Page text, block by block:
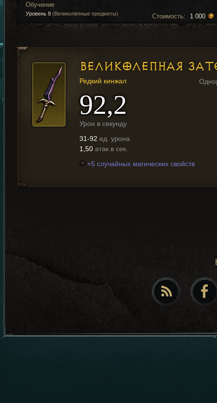
Стоимость: 1 000
Обучение
Уровень 8 (Великолепные предметы)
ВЕЛИКОЛЕПНАЯ
Редкий кинжал
92,2
Урон в секунду
31-92 ед. урона
1,50 атак в сек.
+5 случайных магических свойств